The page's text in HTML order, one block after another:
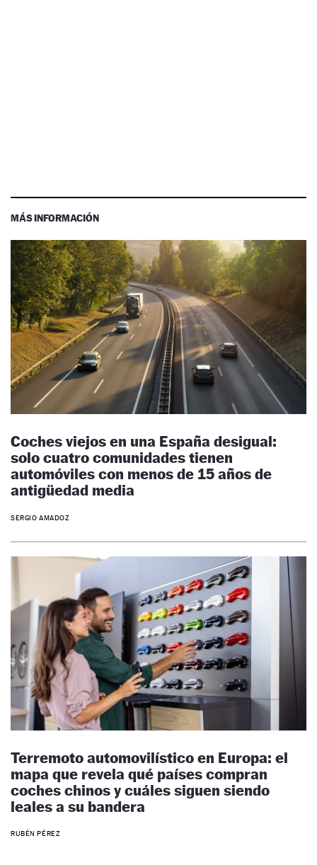
MÁS INFORMACIÓN
Coches viejos en una España desigual:
solo cuatro comunidades tienen
automóviles con menos de 15 años de
antigüedad media
SERGIO AMADOZ
Terremoto automovilístico en Europa: el
mapa que revela qué países compran
coches chinos y cuáles siguen siendo
leales a su bandera
RUBÉN PÉREZ